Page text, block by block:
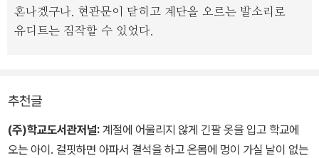
혼나겠구나. 현관문이 닫히고 계단을 오르는 발소리로
유디트는 짐작할 수 있었다.
추천글
(주)학교도서관저널: 계절에 어울리지 않게 긴팔 옷을 입고 학교에
오는 아이. 걸핏하면 아파서 결석을 하고 온몸에 멍이 가실 날이 없는